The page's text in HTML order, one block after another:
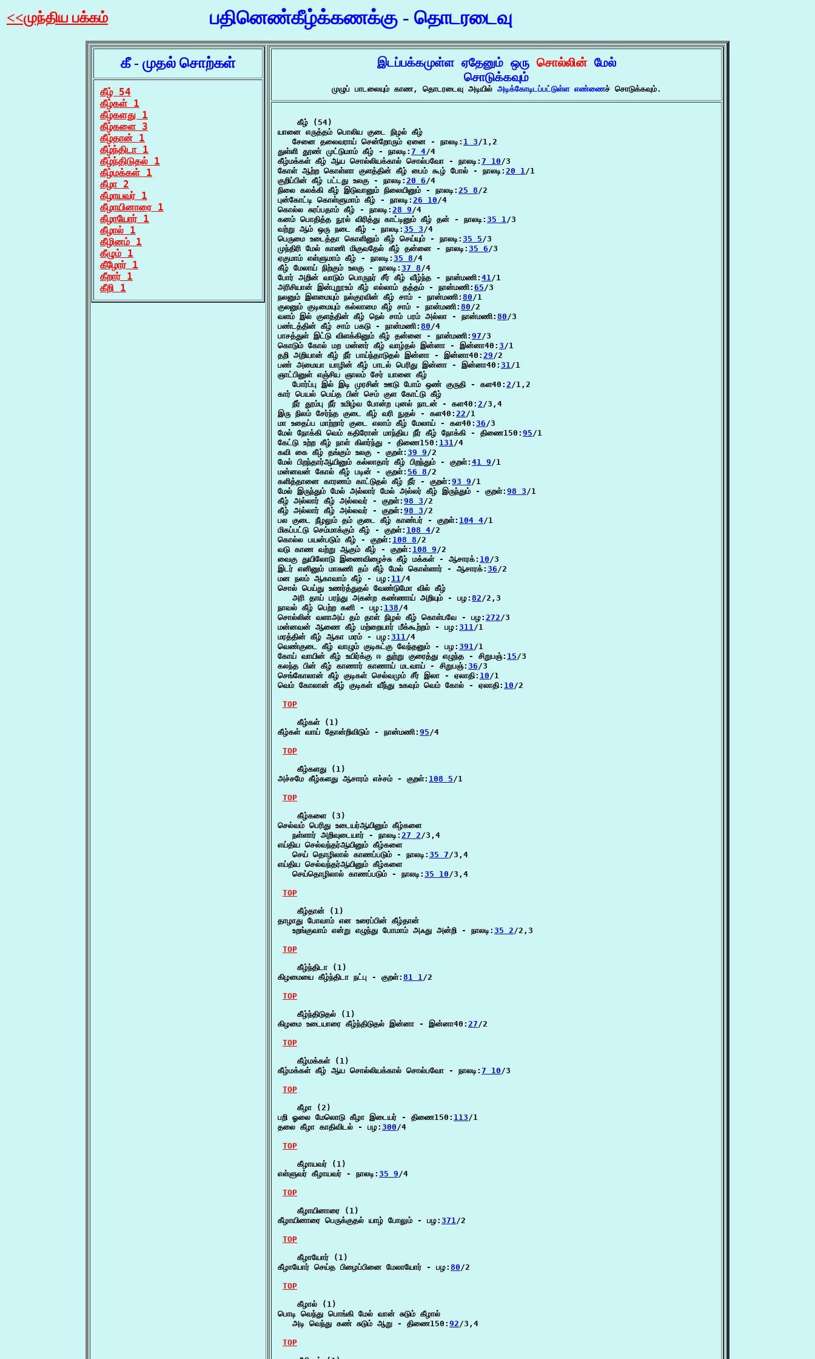
<<முந்திய பக்கம் பதினெண்கீழ்க்கணக்கு - தொடரடைவு
கீ - முதல் சொற்கள்
கீழ் 54
கீழ்கள் 1
கீழ்களது 1
கீழ்களை 3
கீழ்தான் 1
கீழ்ந்திடா 1
கீழ்ந்திடுதல் 1
கீழ்மக்கள் 1
கீழா 2
கீழாயவர் 1
கீழாயினாரை 1
கீழாயோர் 1
கீழால் 1
கீழினம் 1
கீழும் 1
கீழோர் 1
கீறார் 1
கீறி 1
இடப்பக்கமுள்ள ஏதேனும் ஒரு சொல்லின் மேல்
சொடுக்கவும்
முழுப் பாடலையும் காண, தொடரடைவு அடியில் அடிக்கோடிடப்பட்டுள்ள எண்ணைச் சொடுக்கவும்.
    கீழ் (54)
யானை எருத்தம் பொலிய குடை நிழல் கீழ்
   சேனை தலைவராய் சென்றோரும் ஏனை - நாலடி:
1 3/1,2
துள்ளி தூண் முட்டுமாம் கீழ் - நாலடி: 7 4/4
கீழ்மக்கள் கீழ் ஆய சொல்லியக்கால் சொல்பவோ - நாலடி: 7 10/3
கோள் ஆற்ற கொள்ளா குளத்தின் கீழ் பைம் கூழ் போல் - நாலடி: 20 1/1
குறிப்பின் கீழ் பட்டது உலகு - நாலடி: 20 6/4
நிலை கலக்கி கீழ் இடுவானும் நிலையினும் - நாலடி: 25 8/2
புன்கோட்டி கொள்ளுமாம் கீழ் - நாலடி: 26 10/4
கொல்ல சுரப்பதாம் கீழ் - நாலடி: 28 9/4
கனம் பொதித்த நூல் விரித்து காட்டினும் கீழ் தன் - நாலடி: 35 1/3
வற்று ஆம் ஒரு நடை கீழ் - நாலடி: 35 3/4
பெருமை உடைத்தா கொளினும் கீழ் செய்யும் - நாலடி: 35 5/3
முந்திரி மேல் காணி மிகுவதேல் கீழ் தன்னை - நாலடி: 35 6/3
ஏகுமாம் எள்ளுமாம் கீழ் - நாலடி: 35 8/4
கீழ் மேலாய் நிற்கும் உலகு - நாலடி: 37 8/4
போர் அறின் வாடும் பொருநர் சீர் கீழ் வீழ்ந்த - நான்மணி: 41/1
அரிசியான் இன்புறூஉம் கீழ் எல்லாம் தத்தம் - நான்மணி: 65/3
நலனும் இளமையும் நல்குரவின் கீழ் சாம் - நான்மணி: 80/1
குலனும் குடிமையும் கல்லாமை கீழ் சாம் - நான்மணி: 80/2
வளம் இல் குளத்தின் கீழ் நெல் சாம் பரம் அல்லா - நான்மணி: 80/3
பண்டத்தின் கீழ் சாம் பகடு - நான்மணி: 80/4
பாசத்துள் இட்டு விளக்கினும் கீழ் தன்னை - நான்மணி: 97/3
கொடும் கோல் மற மன்னர் கீழ் வாழ்தல் இன்னா - இன்னா40: 3/1
தறி அறியான் கீழ் நீர் பாய்ந்தாடுதல் இன்னா - இன்னா40: 29/2
பண் அமையா யாழின் கீழ் பாடல் பெரிது இன்னா - இன்னா40: 31/1
ஞாட்பினுள் எஞ்சிய ஞாலம் சேர் யானை கீழ்
   போர்ப்பு இல் இடி முரசின் ஊடு போம் ஒண் குருதி - கள40:
2/1,2
கார் பெயல் பெய்த பின் செம் குள கோட்டு கீழ்
   நீர் தூம்பு நீர் உமிழ்வ போன்ற புனல் நாடன் - கள40:
2/3,4
இரு நிலம் சேர்ந்த குடை கீழ் வரி நுதல் - கள40: 22/1
மா உதைப்ப மாற்றார் குடை எலாம் கீழ் மேலாய் - கள40: 36/3
மேல் நோக்கி வெம் கதிரோன் மாந்திய நீர் கீழ் நோக்கி - திணை150: 95/1
கேட்டு உற்ற கீழ் நாள் கிளர்ந்து - திணை150: 131/4
கவி கை கீழ் தங்கும் உலகு - குறள்: 39 9/2
மேல் பிறந்தார்ஆயினும் கல்லாதார் கீழ் பிறந்தும் - குறள்: 41 9/1
மன்னவன் கோல் கீழ் படின் - குறள்: 56 8/2
களித்தானை காரணம் காட்டுதல் கீழ் நீர் - குறள்: 93 9/1
மேல் இருந்தும் மேல் அல்லார் மேல் அல்லர் கீழ் இருந்தும் - குறள்: 98 3/1
கீழ் அல்லார் கீழ் அல்லவர் - குறள்: 98 3/2
கீழ் அல்லார் கீழ் அல்லவர் - குறள்: 98 3/2
பல குடை நீழலும் தம் குடை கீழ் காண்பர் - குறள்: 104 4/1
மிகப்பட்டு செம்மாக்கும் கீழ் - குறள்: 108 4/2
கொல்ல பயன்படும் கீழ் - குறள்: 108 8/2
வடு காண வற்று ஆகும் கீழ் - குறள்: 108 9/2
வைகு துயிலோடு இணைவிழைச்சு கீழ் மக்கள் - ஆசாரக்: 10/3
இடர் எனினும் மாசுணி தம் கீழ் மேல் கொள்ளார் - ஆசாரக்: 36/2
மன நலம் ஆகாவாம் கீழ் - பழ: 11/4
சொல் பெய்து உணர்த்துதல் வேண்டுமோ வில் கீழ்
   அரி தாய் பரந்து அகன்ற கண்ணாய் அறியும் - பழ:
82/2,3
நாவல் கீழ் பெற்ற கனி - பழ: 138/4
சொல்லின் வளாஅய் தம் தாள் நிழல் கீழ் கொள்பவே - பழ: 272/3
மன்னவன் ஆணை கீழ் மற்றையார் மீக்கூற்றம் - பழ: 311/1
மரத்தின் கீழ் ஆகா மரம் - பழ: 311/4
வெண்குடை கீழ் வாழும் குடிகட்கு வேந்தனும் - பழ: 391/1
கோய் வாயின் கீழ் உயிர்க்கு ஈ துற்று குரைத்து எழுந்த - சிறுபஞ்: 15/3
கலந்த பின் கீழ் காணார் காணாய் மடவாய் - சிறுபஞ்: 36/3
செங்கோலான் கீழ் குடிகள் செல்வமும் சீர் இலா - ஏலாதி: 10/1
வெம் கோலான் கீழ் குடிகள் வீந்து உகவும் வெம் கோல் - ஏலாதி: 10/2
TOP
    கீழ்கள் (1)
கீழ்கள் வாய் தோன்றிவிடும் - நான்மணி: 95/4
TOP
    கீழ்களது (1)
அச்சமே கீழ்களது ஆசாரம் எச்சம் - குறள்: 108 5/1
TOP
    கீழ்களை (3)
செல்வம் பெரிது உடையர்ஆயினும் கீழ்களை
   நள்ளார் அறிவுடையார் - நாலடி:
27 2/3,4
எய்திய செல்வந்தர்ஆயினும் கீழ்களை
   செய் தொழிலால் காணப்படும் - நாலடி:
35 7/3,4
எய்திய செல்வந்தர்ஆயினும் கீழ்களை
   செய்தொழிலால் காணப்படும் - நாலடி:
35 10/3,4
TOP
    கீழ்தான் (1)
தாழாது போவாம் என உரைப்பின் கீழ்தான்
   உறங்குவாம் என்று எழுந்து போமாம் அஃது அன்றி - நாலடி:
35 2/2,3
TOP
    கீழ்ந்திடா (1)
கிழமையை கீழ்ந்திடா நட்பு - குறள்: 81 1/2
TOP
    கீழ்ந்திடுதல் (1)
கிழமை உடையாரை கீழ்ந்திடுதல் இன்னா - இன்னா40: 27/2
TOP
    கீழ்மக்கள் (1)
கீழ்மக்கள் கீழ் ஆய சொல்லியக்கால் சொல்பவோ - நாலடி: 7 10/3
TOP
    கீழா (2)
பறி ஓலை மேலொடு கீழா இடையர் - திணை150: 113/1
தலை கீழா காதிவிடல் - பழ: 300/4
TOP
    கீழாயவர் (1)
எள்ளுவர் கீழாயவர் - நாலடி: 35 9/4
TOP
    கீழாயினாரை (1)
கீழாயினாரை பெருக்குதல் யாழ் போலும் - பழ: 371/2
TOP
    கீழாயோர் (1)
கீழாயோர் செய்த பிழைப்பினை மேலாயோர் - பழ: 80/2
TOP
    கீழால் (1)
பொடி வெந்து பொங்கி மேல் வான் சுடும் கீழால்
   அடி வெந்து கண் சுடும் ஆறு - திணை150:
92/3,4
TOP